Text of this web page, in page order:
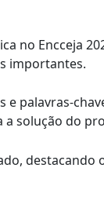
no Encceja
importantes.
e palavras-
a solução do
destacando